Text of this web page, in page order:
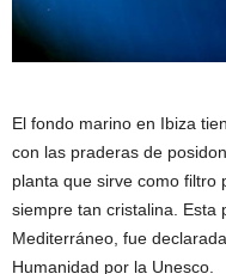
El fondo marino en Ibiza
con las praderas de
planta que sirve como filtro
siempre tan cristalina. Esta
Mediterráneo, fue
Humanidad por la Unesco.